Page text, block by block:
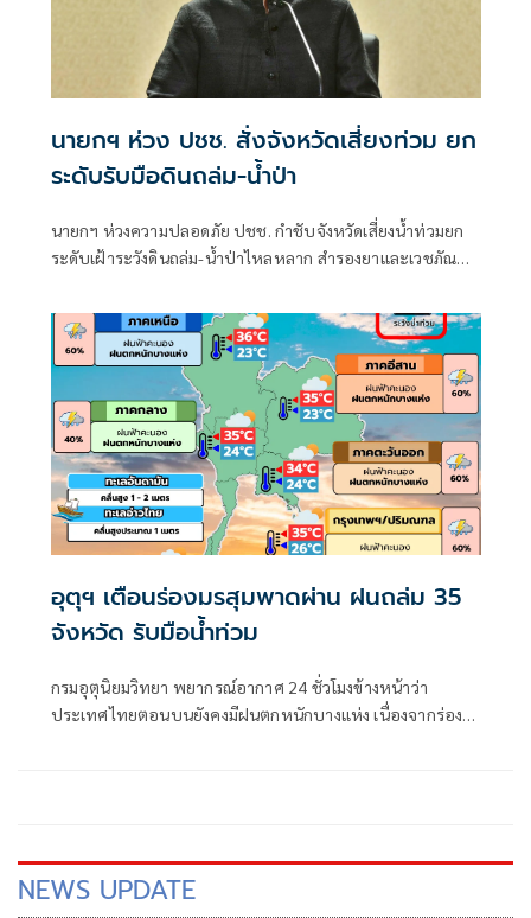
นายกฯ ห่วง ปชช. สั่งจังหวัดเสี่ยงท่วม ยก
ระดับรับมือดินถล่ม-น้ำป่า
นายกฯ ห่วงความปลอดภัย ปชช. กำชับจังหวัดเสี่ยงน้ำท่วมยก
ระดับเฝ้าระวังดินถล่ม-น้ำป่าไหลหลาก สำรองยาและเวชภัณฑ์
อุตุฯ เตือนร่องมรสุมพาดผ่าน ฝนถล่ม 35
จังหวัด รับมือน้ำท่วม
กรมอุตุนิยมวิทยา พยากรณ์อากาศ 24 ชั่วโมงข้างหน้าว่า
ประเทศไทยตอนบนยังคงมีฝนตกหนักบางแห่ง เนื่องจากร่อง
NEWS UPDATE